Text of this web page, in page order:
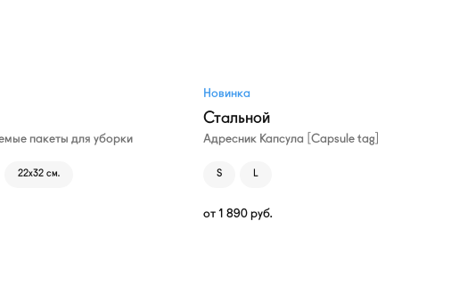
пакеты для уборки
22х32 см.
Новинка
Стальной
Адресник Капсула [Capsule tag]
S L
от 1 890 руб.